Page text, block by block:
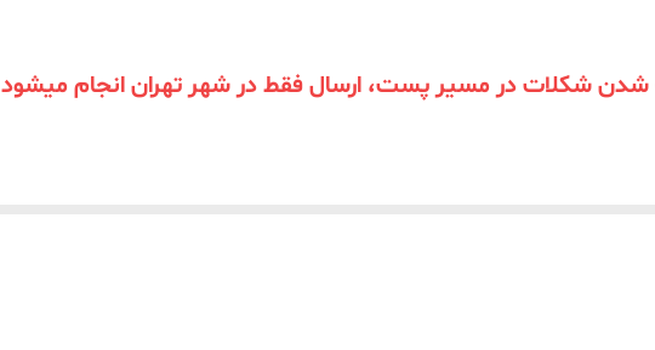
شکلات در مسیر پست، ارسال فقط در شهر تهران انجام میشود